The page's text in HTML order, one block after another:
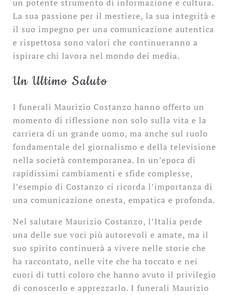
un potente strumento di informazione e cultura.
La sua passione per il mestiere, la sua integrità e
il suo impegno per una comunicazione autentica
e rispettosa sono valori che continueranno a
ispirare chi lavora nel mondo dei media.
Un Ultimo Saluto
I funerali Maurizio Costanzo hanno offerto un
momento di riflessione non solo sulla vita e la
carriera di un grande uomo, ma anche sul ruolo
fondamentale del giornalismo e della televisione
nella società contemporanea. In un’epoca di
rapidissimi cambiamenti e sfide complesse,
l’esempio di Costanzo ci ricorda l’importanza di
una comunicazione onesta, empatica e profonda.
Nel salutare Maurizio Costanzo, l’Italia perde
una delle sue voci più autorevoli e amate, ma il
suo spirito continuerà a vivere nelle storie che
ha raccontato, nelle vite che ha toccato e nei
cuori di tutti coloro che hanno avuto il privilegio
di conoscerlo e apprezzarlo. I funerali Maurizio